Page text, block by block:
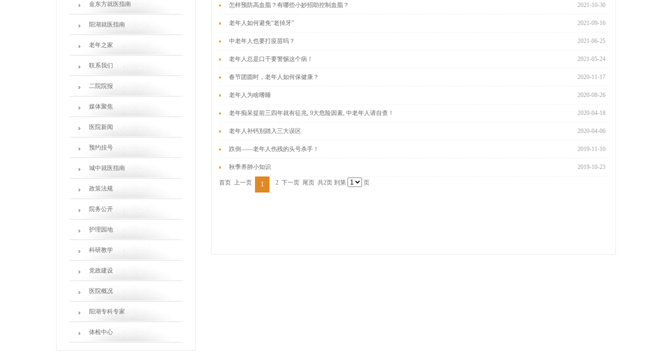
金东方就医指南
阳湖就医指南
老年之家
联系我们
二院院报
媒体聚焦
医院新闻
预约挂号
城中就医指南
政策法规
院务公开
护理园地
科研教学
党政建设
医院概况
阳湖专科专家
体检中心
2021-10-30
怎样预防高血脂？有哪些小妙招助控制血脂？
2021-09-16
老年人如何避免“老掉牙”
2021-06-25
中老年人也要打疫苗吗？
2021-05-24
老年人总是口干要警惕这个病！
2020-11-17
春节团圆时，老年人如何保健康？
2020-08-26
老年人为啥嗜睡
2020-04-18
老年痴呆提前三四年就有征兆, 9大危险因素, 中老年人请自查！
2020-04-06
老年人补钙别踏入三大误区
2019-11-10
跌倒——老年人伤残的头号杀手！
2019-10-23
秋季养肺小知识
首页 上一页 1 2 下一页 尾页 共2页 到第 页